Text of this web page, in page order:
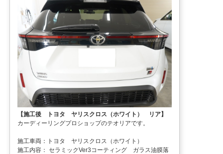
【施工後 トヨタ ヤリスクロス（ホワイト） リア】
カーディーリングプロショップのテオリアです。
施工車両：トヨタ ヤリスクロス（ホワイト）
施工内容： セラミックVer3コーティング ガラス油膜落